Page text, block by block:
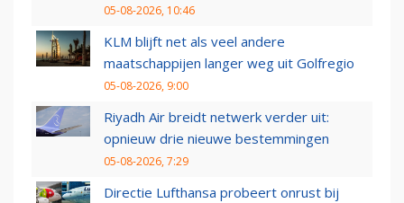
05-08-2026, 10:46
KLM blijft net als veel andere
maatschappijen langer weg uit Golfregio
05-08-2026, 9:00
Riyadh Air breidt netwerk verder uit:
opnieuw drie nieuwe bestemmingen
05-08-2026, 7:29
Directie Lufthansa probeert onrust bij